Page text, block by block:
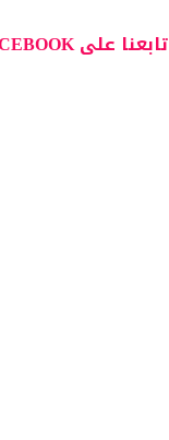
تابعنا على FACEBOOK